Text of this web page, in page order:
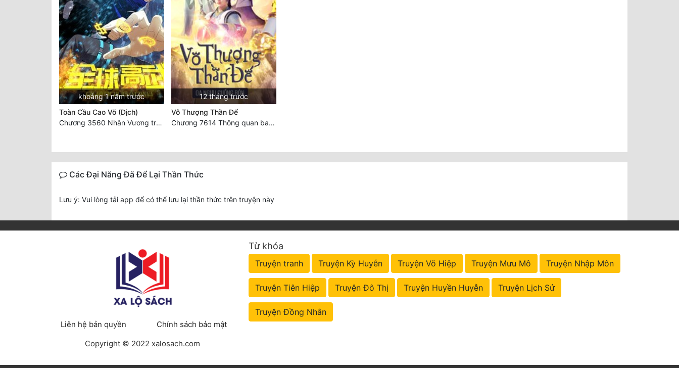
khoảng 1 năm trước
Toàn Cầu Cao Võ (Dịch)
Chương 3560 Nhân Vương trở về - END
12 tháng trước
Vô Thượng Thần Đế
Chương 7614 Thông quan ban thưởng, Ngục Hải Yên Thần Quang
Các Đại Năng Đã Để Lại Thần Thức
Lưu ý: Vui lòng tải app để có thể lưu lại thần thức trên truyện này
Liên hệ bản quyền
Chính sách bảo mật
Copyright © 2022 xalosach.com
Từ khóa
Truyện tranh Truyện Kỳ Huyễn Truyện Võ Hiệp Truyện Mưu Mô Truyện Nhập Môn
Truyện Tiên Hiệp Truyện Đô Thị Truyện Huyền Huyễn Truyện Lịch Sử
Truyện Đồng Nhân